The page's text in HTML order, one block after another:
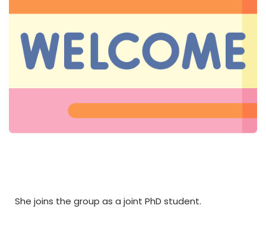
She joins the group as a joint PhD student.